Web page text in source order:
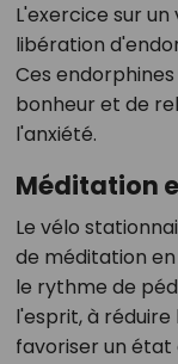
L'exercice sur
libération
Ces
bonheur et de
l'anxiété.
Méditation
Le vélo
de méditation
le rythme de
l'esprit, à
favoriser un état